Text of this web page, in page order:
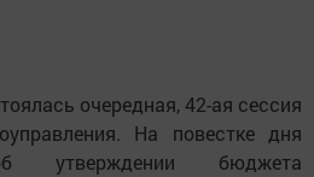
очередная, 42-ая сессия
На повестке дня
утверждении бюджета